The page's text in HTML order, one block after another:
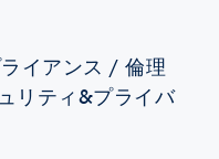
イアンス / 倫理
リティ&プライバ